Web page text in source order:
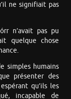
ne signifiait pas
n’avait pas pu
quelque chose
simples humains
présenter des
qu’ils les
incapable de